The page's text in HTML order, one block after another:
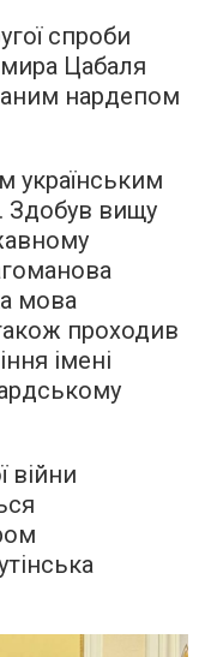
спроби
Цабаля
нардепом
Здобув вищу
мова
проходив
імені
війни